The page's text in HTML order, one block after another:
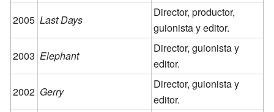
2005 Last Days
Director, productor,
guionista y editor.
2003 Elephant
Director, guionista y
editor.
2002 Gerry
Director, guionista y
editor.